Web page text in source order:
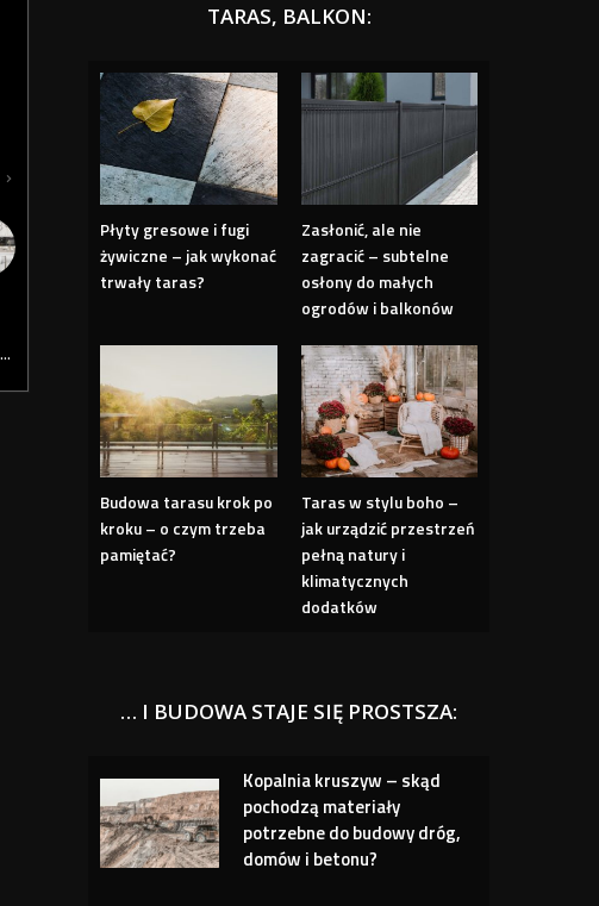
TARAS, BALKON:
Płyty gresowe i fugi
żywiczne – jak wykonać
trwały taras?
Zasłonić, ale nie
zagracić – subtelne
osłony do małych
ogrodów i balkonów
Budowa tarasu krok po
kroku – o czym trzeba
pamiętać?
Taras w stylu boho –
jak urządzić przestrzeń
pełną natury i
klimatycznych
dodatków
… I BUDOWA STAJE SIĘ PROSTSZA:
Kopalnia kruszyw – skąd
pochodzą materiały
potrzebne do budowy dróg,
domów i betonu?